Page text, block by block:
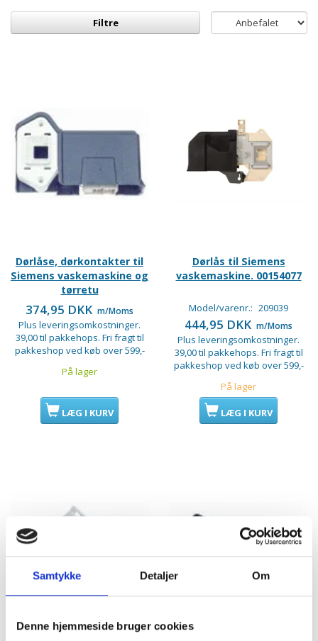
Samtykke Detaljer Om
Denne hjemmeside bruger cookies
Filtre
Dørlåse, dørkontakter til
Siemens vaskemaskine og
tørretu
374,95 DKK m/Moms
Plus leveringsomkostninger.
39,00 til pakkehops. Fri fragt til
pakkeshop ved køb over 599,-
På lager
LÆG I KURV
Dørlås til Siemens
vaskemaskine. 00154077
Model/varenr.: 209039
444,95 DKK m/Moms
Plus leveringsomkostninger.
39,00 til pakkehops. Fri fragt til
pakkeshop ved køb over 599,-
På lager
LÆG I KURV